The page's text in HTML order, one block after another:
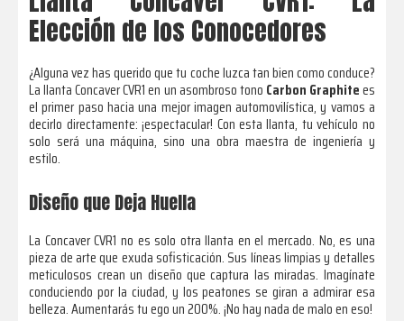
Elección de los Conocedores
¿Alguna vez has querido que tu coche luzca tan bien como conduce?
La llanta Concaver CVR1 en un asombroso tono Carbon Graphitees
el primer paso hacia una mejor imagen automovilística, y vamos a
decirlo directamente: ¡espectacular! Con esta llanta, tu vehículo no
solo será una máquina, sino una obra maestra de ingeniería y
estilo.
Diseño que Deja Huella
La Concaver CVR1 no es solo otra llanta en el mercado. No, es una
pieza de arte que exuda sofisticación. Sus líneas limpias y detalles
meticulosos crean un diseño que captura las miradas. Imagínate
conduciendo por la ciudad, y los peatones se giran a admirar esa
belleza. Aumentarás tu ego un 200%. ¡No hay nada de malo en eso!